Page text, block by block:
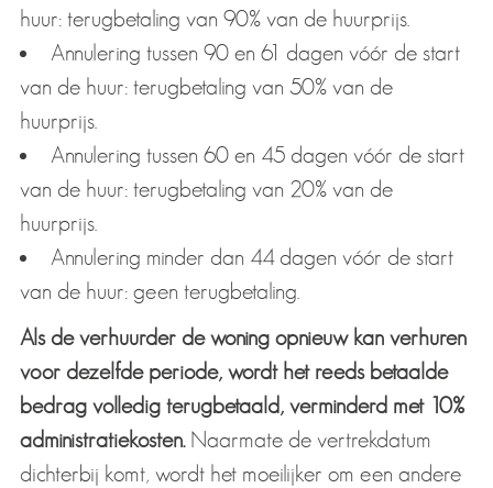
huur: terugbetaling van 90% van de huurprijs.
Annulering tussen 90 en 61 dagen vóór de start
van de huur: terugbetaling van 50% van de
huurprijs.
Annulering tussen 60 en 45 dagen vóór de start
van de huur: terugbetaling van 20% van de
huurprijs.
Annulering minder dan 44 dagen vóór de start
van de huur: geen terugbetaling.
Als de verhuurder de woning opnieuw kan verhuren
voor dezelfde periode, wordt het reeds betaalde
bedrag volledig terugbetaald, verminderd met 10%
administratiekosten.Naarmate de vertrekdatum
dichterbij komt, wordt het moeilijker om een andere